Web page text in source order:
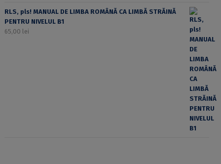
RLS, pls! MANUAL DE LIMBA ROMÂNĂ CA LIMBĂ STRĂINĂ
PENTRU NIVELUL B1
65,00 lei